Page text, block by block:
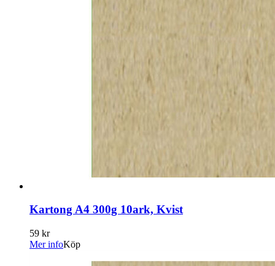
Kartong A4 300g 10ark, Kvist
59 kr
Mer infoKöp